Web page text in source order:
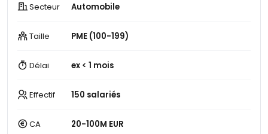
Secteur Automobile
Taille PME (100-199)
Délai ex < 1 mois
Effectif 150 salariés
CA 20-100M EUR